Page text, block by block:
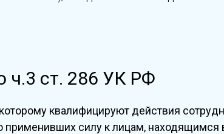
ч.3 ст. 286 УК РФ
квалифицируют действия
применивших силу к лицам, находящимся